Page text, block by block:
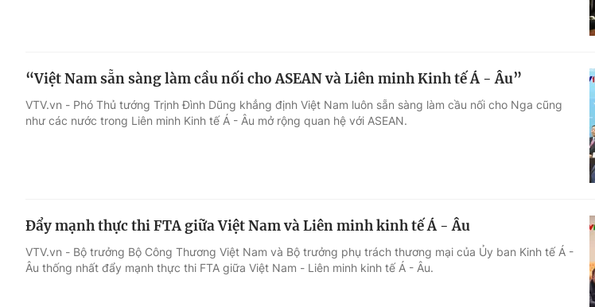
“Việt Nam sẵn sàng làm cầu nối cho ASEAN và Liên minh Kinh tế Á - Âu”
VTV.vn - Phó Thủ tướng Trịnh Đình Dũng khẳng định Việt Nam luôn sẵn sàng làm cầu nối cho Nga cũng
như các nước trong Liên minh Kinh tế Á - Âu mở rộng quan hệ với ASEAN.
Đẩy mạnh thực thi FTA giữa Việt Nam và Liên minh kinh tế Á - Âu
VTV.vn - Bộ trưởng Bộ Công Thương Việt Nam và Bộ trưởng phụ trách thương mại của Ủy ban Kinh tế Á -
Âu thống nhất đẩy mạnh thực thi FTA giữa Việt Nam - Liên minh kinh tế Á - Âu.